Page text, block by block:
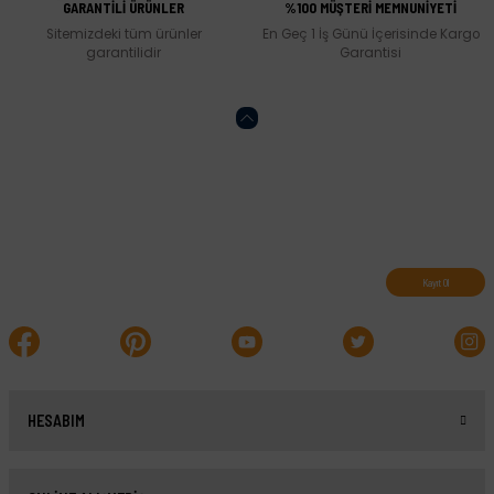
GARANTİLİ ÜRÜNLER
Sitemizdeki tüm ürünler
garantilidir
%100 MÜŞTERİ MEMNUNİYETİ
En Geç 1 İş Günü İçerisinde Kargo
Garantisi
Kayıt Ol
HESABIM